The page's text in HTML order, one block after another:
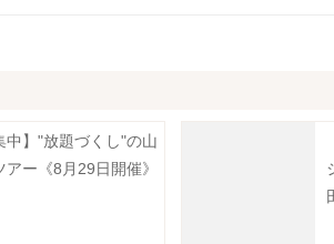
中】"放題づくし"の山
ー《8月29日開催》